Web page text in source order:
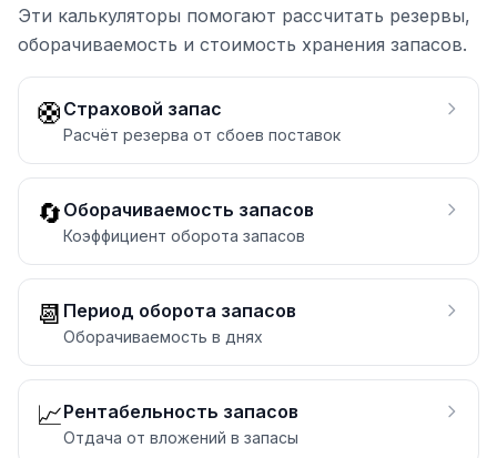
Эти калькуляторы помогают рассчитать резервы,
оборачиваемость и стоимость хранения запасов.
🛟 Страховой запас
Расчёт резерва от сбоев поставок
🔄 Оборачиваемость запасов
Коэффициент оборота запасов
📆 Период оборота запасов
Оборачиваемость в днях
📈Рентабельность запасов
Отдача от вложений в запасы